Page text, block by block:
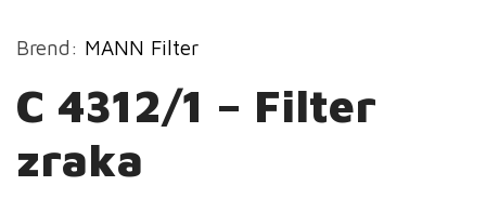
Brend: MANN Filter
C 4312/1 – Filter
zraka